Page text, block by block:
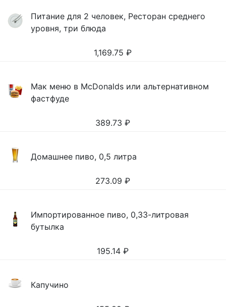
Питание для 2 человек, Ресторан среднего
уровня, три блюда
1,169.75 ₽
Мак меню в McDonalds или альтернативном
фастфуде
389.73 ₽
Домашнее пиво, 0,5 литра
273.09 ₽
Импортированное пиво, 0,33-литровая
бутылка
195.14 ₽
Капучино